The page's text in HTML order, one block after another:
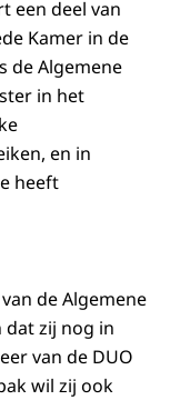
een deel van
Kamer in de
de Algemene
in het
en in
heeft
de Algemene
zij nog in
van de DUO
wil zij ook